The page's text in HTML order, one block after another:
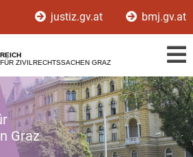
justiz.gv.at bmj.gv.at
ZIVILRECHTSSACHEN GRAZ
Graz